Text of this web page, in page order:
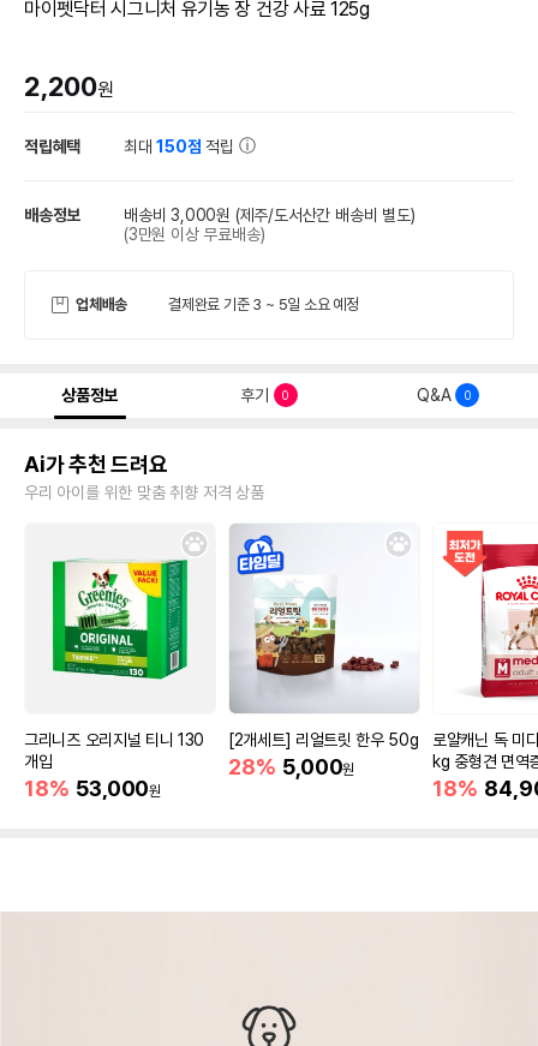
마이펫닥터 시그니처 유기농 장 건강 사료 125g
2,200원
적립혜택 최대150점 적립
배송정보 배송비 3,000원 (제주/도서산간 배송비 별도)
(3만원 이상 무료배송)
업체배송 결제완료 기준 3 ~ 5일 소요 예정
상품정보 후기 0 Q&A 0
Ai가 추천 드려요
우리 아이를 위한 맞춤 취향 저격 상품
그리니즈 오리지널 티니 130
개입
18% 53,000원
[2개세트] 리얼트릿 한우 50g
28% 5,000원
로얄캐닌 독 미
kg 중형견 면역
18%